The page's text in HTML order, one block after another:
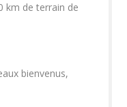
km de terrain de
bienvenus,